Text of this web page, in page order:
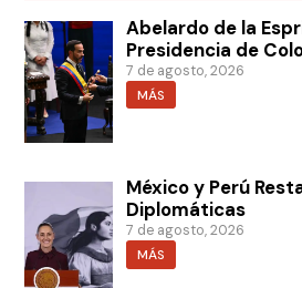
Abelardo de la
Presidencia de
7 de agosto, 2026
MÁS
México y Perú
Diplomáticas
7 de agosto, 2026
MÁS